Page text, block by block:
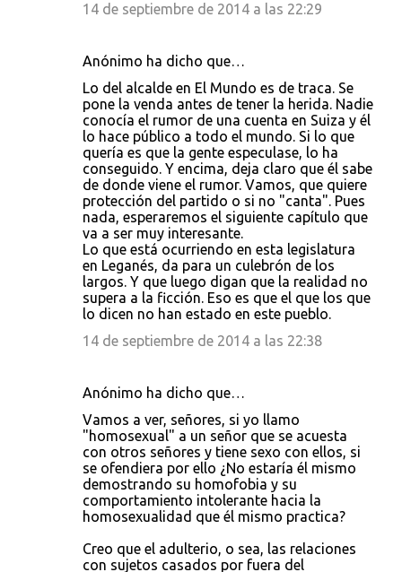
14 de septiembre de 2014 a las 22:29
Anónimo ha dicho que…
Lo del alcalde en El Mundo es de traca. Se
pone la venda antes de tener la herida. Nadie
conocía el rumor de una cuenta en Suiza y él
lo hace público a todo el mundo. Si lo que
quería es que la gente especulase, lo ha
conseguido. Y encima, deja claro que él sabe
de donde viene el rumor. Vamos, que quiere
protección del partido o si no "canta". Pues
nada, esperaremos el siguiente capítulo que
va a ser muy interesante.
Lo que está ocurriendo en esta legislatura
en Leganés, da para un culebrón de los
largos. Y que luego digan que la realidad no
supera a la ficción. Eso es que el que los que
lo dicen no han estado en este pueblo.
14 de septiembre de 2014 a las 22:38
Anónimo ha dicho que…
Vamos a ver, señores, si yo llamo
"homosexual" a un señor que se acuesta
con otros señores y tiene sexo con ellos, si
se ofendiera por ello ¿No estaría él mismo
demostrando su homofobia y su
comportamiento intolerante hacia la
homosexualidad que él mismo practica?
Creo que el adulterio, o sea, las relaciones
con sujetos casados por fuera del